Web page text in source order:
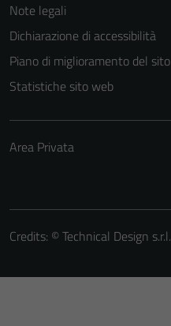
Note legali
Dichiarazione di accessibilità
Piano di miglioramento del sito
Statistiche sito web
Area Privata
Credits: ©Technical Design s.r.l.